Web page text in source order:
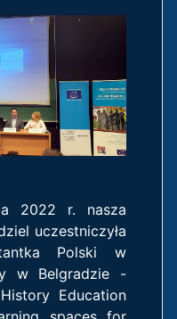
2022 r. nasza
uczestniczyła
Polski w
w Belgradzie -
Education